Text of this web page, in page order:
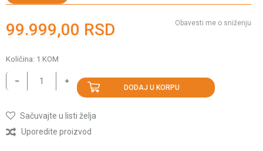
99.999,00 RSD Obavesti me o sniženju
Količina: 1 KOM
DODAJ U KORPU
Sačuvajte u listi želja
Uporedite proizvod